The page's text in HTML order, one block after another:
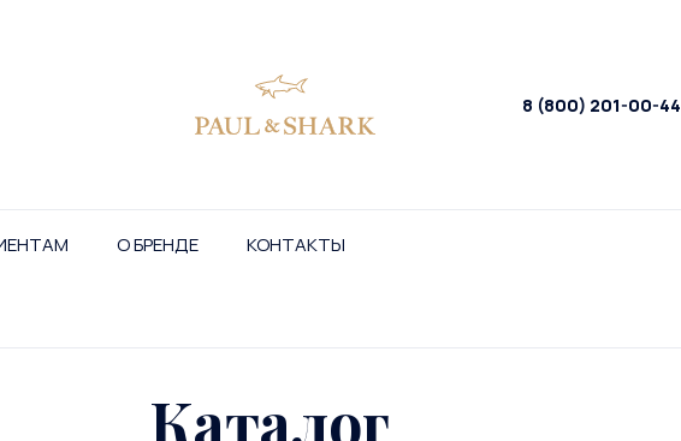
8 (800) 201-00-44
О БРЕНДЕ КОНТАКТЫ
Каталог